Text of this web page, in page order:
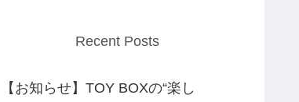
Recent Posts
【お知らせ】TOY BOXの“楽し